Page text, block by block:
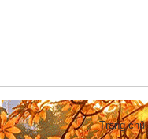
Trang